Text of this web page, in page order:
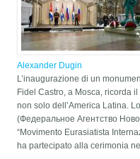
Alexander Dugin
L’inaugurazione di un
Fidel Castro, a Mosca, ricorda
non solo dell’America Latina.
(Федеральное Агентство
“Movimento Eurasiatista
ha partecipato alla cerimonia